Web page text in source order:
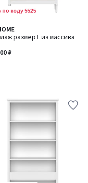
по коду 5525
размер L из массива
₽